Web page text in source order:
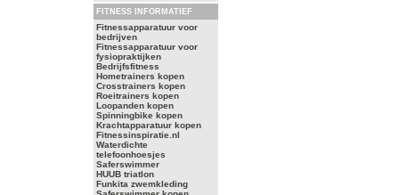
FITNESS INFORMATIEF
Fitnessapparatuur voor
bedrijven
Fitnessapparatuur voor
fysiopraktijken
Bedrijfsfitness
Hometrainers kopen
Crosstrainers kopen
Roeitrainers kopen
Loopanden kopen
Spinningbike kopen
Krachtapparatuur kopen
Fitnessinspiratie.nl
Waterdichte
telefoonhoesjes
Saferswimmer
HUUB triatlon
Funkita zwemkleding